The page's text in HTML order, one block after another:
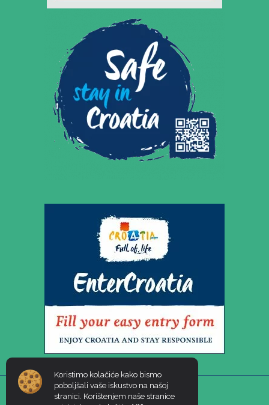
Koristimo kolačiće kako bismo
poboljšali vaše iskustvo na našoj
stranici. Korištenjem naše stranice